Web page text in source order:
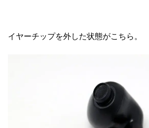
イヤーチップを外した状態がこちら。